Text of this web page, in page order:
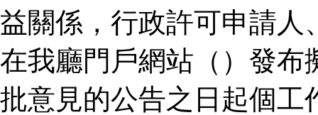
益關係，行政許可申請人
在我廳門戶網站（）發布
批意見的公告之日起個工